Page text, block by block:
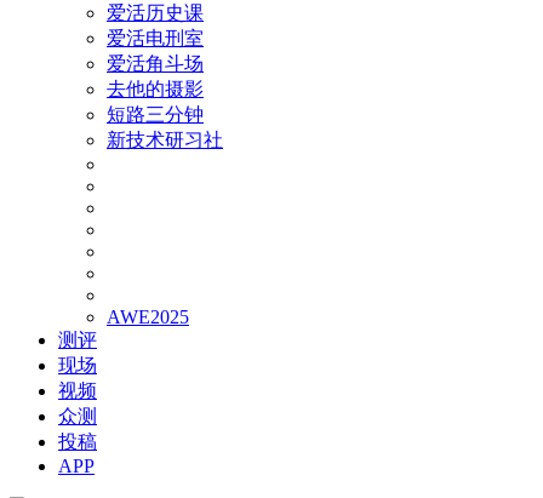
爱活历史课
爱活电刑室
爱活角斗场
去他的摄影
短路三分钟
新技术研习社
AWE2025
测评
现场
视频
众测
投稿
APP